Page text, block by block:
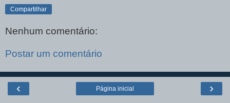
Compartilhar
Nenhum comentário:
Postar um comentário
‹ ›
Página inicial